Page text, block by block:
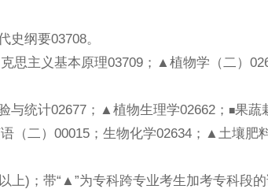
纲要03708。
思主义基本原理03709；▲植物学（二）
与统计02677；▲植物生理学02662； ■果蔬
（二）00015；生物化学02634；▲土壤肥
上)；带“▲”为专科跨专业考生加考专科段的